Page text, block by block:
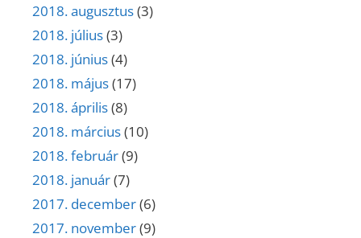
2018. augusztus(3)
2018. július(3)
2018. június(4)
2018. május(17)
2018. április(8)
2018. március(10)
2018. február(9)
2018. január(7)
2017. december(6)
2017. november(9)